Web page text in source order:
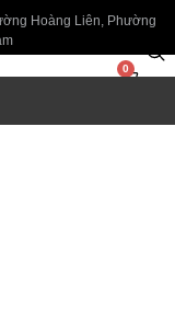
Hoàng Liên, Phường
0